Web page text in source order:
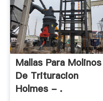
Mallas Para Molinos
De Trituracion
Holmes - .